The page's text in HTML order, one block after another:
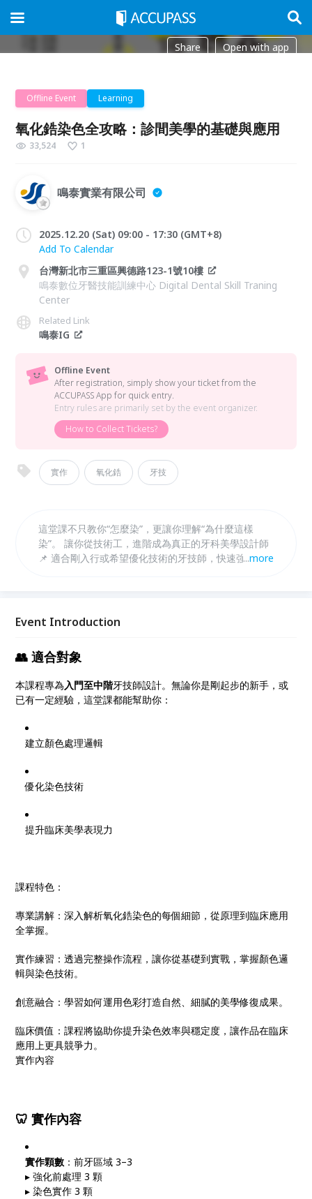
Share Open with app
Offline Event Learning
氧化鋯染色全攻略：診間美學的基礎與應用
33,524 1
鳴泰實業有限公司
2025.12.20 (Sat) 09:00 - 17:30 (GMT+8)
Add To Calendar
台灣新北市三重區興德路123-1號10樓
鳴泰數位牙醫技能訓練中心 Digital Dental Skill Traning
Center
Related Link
鳴泰IG
Offline Event
After registration, simply show your ticket from the
ACCUPASS App for quick entry.
Entry rules are primarily set by the event organizer.
How to Collect Tickets?
實作 氧化鋯 牙技
這堂課不只教你“怎麼染”，更讓你理解“為什麼這樣
染”。 讓你從技術工，進階成為真正的牙科美學設計師
📌 適合剛入行或希望優化技術的牙技師，快速強化實
...more
Event Introduction
👥 適合對象
本課程專為入門至中階牙技師設計。無論你是剛起步的新手，或
已有一定經驗，這堂課都能幫助你：
建立顏色處理邏輯
優化染色技術
提升臨床美學表現力
課程特色：
專業講解：深入解析氧化鋯染色的每個細節，從原理到臨床應用
全掌握。
實作練習：透過完整操作流程，讓你從基礎到實戰，掌握顏色邏
輯與染色技術。
創意融合：學習如何運用色彩打造自然、細膩的美學修復成果。
臨床價值：課程將協助你提升染色效率與穩定度，讓作品在臨床
應用上更具競爭力。
實作內容
🦷實作內容
實作顆數 ：前牙區域 3–3
▸ 強化前處理 3 顆
▸ 染色實作 3 顆